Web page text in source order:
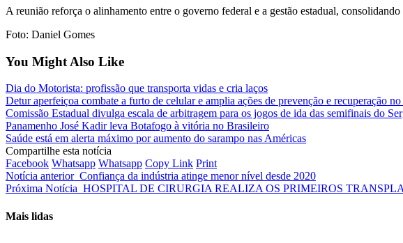
A reunião reforça o alinhamento entre o governo federal e a gestão estadual,
Foto: Daniel Gomes
You Might Also Like
Dia do Motorista: profissão que transporta vidas e cria laços
Detur aperfeiçoa combate a furto de celular e amplia ações de prevenção e recuperação no
Comissão Estadual divulga escala de arbitragem para os jogos de ida das semifinais do
Panamenho José Kadir leva Botafogo à vitória no Brasileiro
Saúde está em alerta máximo por aumento do sarampo nas Américas
Compartilhe esta notícia
Facebook Whatsapp Whatsapp Copy Link Print
Notícia anterior Confiança da indústria atinge menor nível desde 2020
Próxima Notícia HOSPITAL DE CIRURGIA REALIZA OS PRIMEIROS
Mais lidas